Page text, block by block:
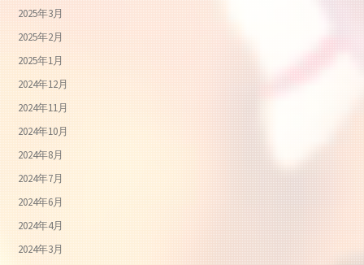
2025年3月
2025年2月
2025年1月
2024年12月
2024年11月
2024年10月
2024年8月
2024年7月
2024年6月
2024年4月
2024年3月